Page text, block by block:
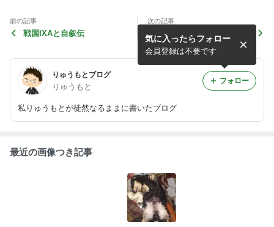
前の記事
戦国IXAと自叙伝
次の記事
５月病になったら
りゅうもとブログ
りゅうもと
私りゅうもとが徒然なるままに書いたブログ
気に入ったらフォロー
会員登録は不要です
フォロー
最近の画像つき記事